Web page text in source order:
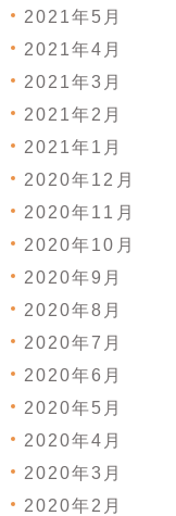
2021年5月
2021年4月
2021年3月
2021年2月
2021年1月
2020年12月
2020年11月
2020年10月
2020年9月
2020年8月
2020年7月
2020年6月
2020年5月
2020年4月
2020年3月
2020年2月